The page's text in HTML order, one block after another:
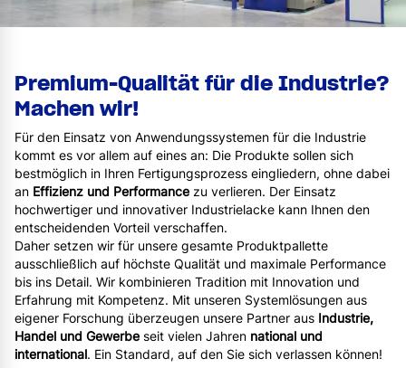
Premium-Qualität für die Industrie?
Machen wir!
Für den Einsatz von Anwendungssystemen für die Industrie
kommt es vor allem auf eines an: Die Produkte sollen sich
bestmöglich in Ihren Fertigungsprozess eingliedern, ohne dabei
an Effizienz und Performance zu verlieren. Der Einsatz
hochwertiger und innovativer Industrielacke kann Ihnen den
entscheidenden Vorteil verschaffen.
Daher setzen wir für unsere gesamte Produktpallette
ausschließlich auf höchste Qualität und maximale Performance
bis ins Detail. Wir kombinieren Tradition mit Innovation und
Erfahrung mit Kompetenz. Mit unseren Systemlösungen aus
eigener Forschung überzeugen unsere Partner aus Industrie,
Handel und Gewerbe seit vielen Jahren national und
international. Ein Standard, auf den Sie sich verlassen können!